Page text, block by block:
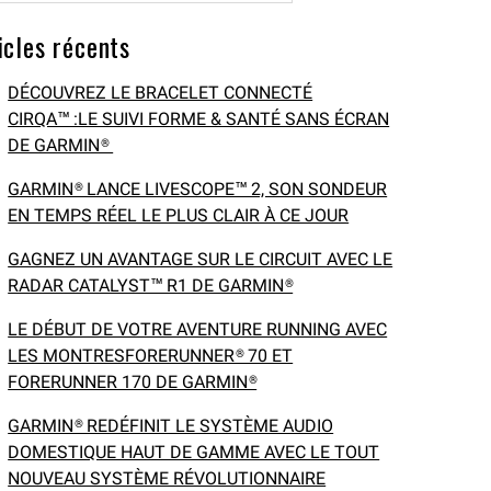
récents
DÉCOUVREZ LE BRACELET CONNECTÉ
CIRQA™ :LE SUIVI FORME & SANTÉ SANS ÉCRAN
DE GARMIN®
GARMIN® LANCE LIVESCOPE™ 2, SON SONDEUR
EN TEMPS RÉEL LE PLUS CLAIR À CE JOUR
GAGNEZ UN AVANTAGE SUR LE CIRCUIT AVEC LE
RADAR CATALYST™ R1 DE GARMIN®
LE DÉBUT DE VOTRE AVENTURE RUNNING AVEC
LES MONTRESFORERUNNER® 70 ET
FORERUNNER 170 DE GARMIN®
GARMIN® REDÉFINIT LE SYSTÈME AUDIO
DOMESTIQUE HAUT DE GAMME AVEC LE TOUT
NOUVEAU SYSTÈME RÉVOLUTIONNAIRE